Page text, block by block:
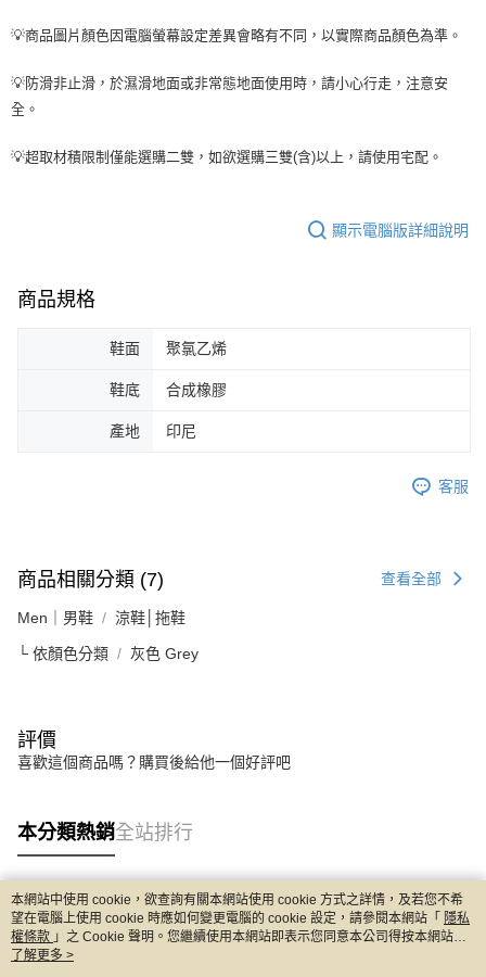
💡商品圖片顏色因電腦螢幕設定差異會略有不同，以實際商品顏色為準。
💡防滑非止滑，於濕滑地面或非常態地面使用時，請小心行走，注意安
全。
💡超取材積限制僅能選購二雙，如欲選購三雙(含)以上，請使用宅配。
顯示電腦版詳細說明
商品規格
鞋面 聚氯乙烯
鞋底 合成橡膠
產地 印尼
客服
商品相關分類 (7) 查看全部
Men｜男鞋 涼鞋│拖鞋
└ 依顏色分類 灰色 Grey
評價
喜歡這個商品嗎？購買後給他一個好評吧
本分類熱銷全站排行
熱門標籤
本網站中使用 cookie，欲查詢有關本網站使用 cookie 方式之詳情，及若您不希
望在電腦上使用 cookie 時應如何變更電腦的 cookie 設定，請參閱本網站「 隱私
權條款 」之 Cookie 聲明。您繼續使用本網站即表示您同意本公司得按本網站使
用條款之 Cookie 聲明使用 cookie。
了解更多 >